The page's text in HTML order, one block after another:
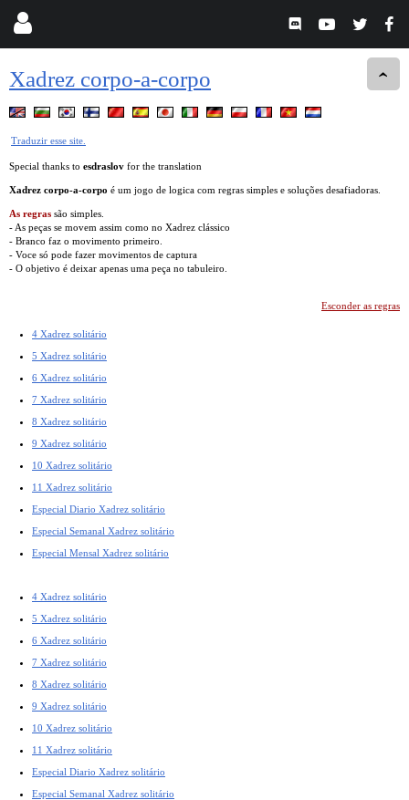
Xadrez corpo-a-corpo
Traduzir esse site.
Special thanks to esdraslov for the translation
Xadrez corpo-a-corpo é um jogo de logica com regras simples e soluções desafiadoras.
As regras são simples.
- As peças se movem assim como no Xadrez clássico
- Branco faz o movimento primeiro.
- Voce só pode fazer movimentos de captura
- O objetivo é deixar apenas uma peça no tabuleiro.
Esconder as regras
4 Xadrez solitário
5 Xadrez solitário
6 Xadrez solitário
7 Xadrez solitário
8 Xadrez solitário
9 Xadrez solitário
10 Xadrez solitário
11 Xadrez solitário
Especial Diario Xadrez solitário
Especial Semanal Xadrez solitário
Especial Mensal Xadrez solitário
4 Xadrez solitário
5 Xadrez solitário
6 Xadrez solitário
7 Xadrez solitário
8 Xadrez solitário
9 Xadrez solitário
10 Xadrez solitário
11 Xadrez solitário
Especial Diario Xadrez solitário
Especial Semanal Xadrez solitário